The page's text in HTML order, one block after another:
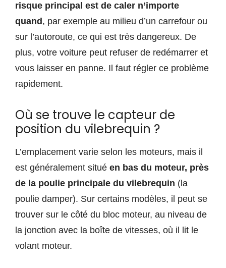
risque principal est de caler n’importe
quand , par exemple au milieu d’un carrefour ou
sur l’autoroute, ce qui est très dangereux. De
plus, votre voiture peut refuser de redémarrer et
vous laisser en panne. Il faut régler ce problème
rapidement.
Où se trouve le capteur de
position du vilebrequin ?
L’emplacement varie selon les moteurs, mais il
est généralement situé en bas du moteur, près
de la poulie principale du vilebrequin (la
poulie damper). Sur certains modèles, il peut se
trouver sur le côté du bloc moteur, au niveau de
la jonction avec la boîte de vitesses, où il lit le
volant moteur.